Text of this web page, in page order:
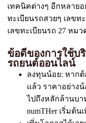
เทคนิคต่างๆ อีกหลายอ
ทะเบียนรถสวยๆ เลขท
เลขทะเบียนรถ 27 หม
ข้อดีของการใช้บ
รถยนต์ออนไลน์
ลงทุนน้อย: หากต้
แล้ว ราคาอย่าง
ไปถึงหลักล้านบา
numTHer เริ่มต้น